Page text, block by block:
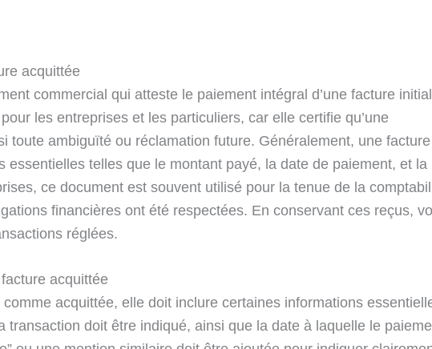
acquittée
commercial qui atteste le paiement intégral d’une facture
les entreprises et les particuliers, car elle certifie qu’une
toute ambiguïté ou réclamation future. Généralement, une facture
essentielles telles que le montant payé, la date de paiement, et la
ce document est souvent utilisé pour la tenue de la
financières ont été respectées. En conservant ces reçus,
réglées.
acquittée
acquittée, elle doit inclure certaines informations
transaction doit être indiqué, ainsi que la date à laquelle le